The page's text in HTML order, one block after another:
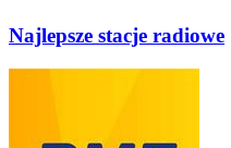
Najlepsze stacje radiowe